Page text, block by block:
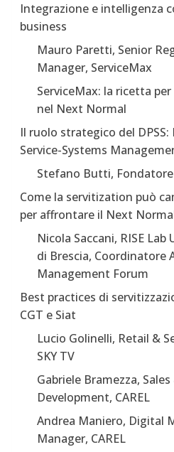
Integrazione e intelligenza
business
Mauro Paretti, Senior
Manager, ServiceMax
ServiceMax: la ricetta
nel Next Normal
Il ruolo strategico del
Service-Systems
Stefano Butti, Fondatore
Come la servitization può
per affrontare il Next
Nicola Saccani, RISE
di Brescia, Coordinatore
Management Forum
Best practices di
CGT e Siat
Lucio Golinelli, Retail &
SKY TV
Gabriele Bramezza,
Development, CAREL
Andrea Maniero, Digital
Manager, CAREL